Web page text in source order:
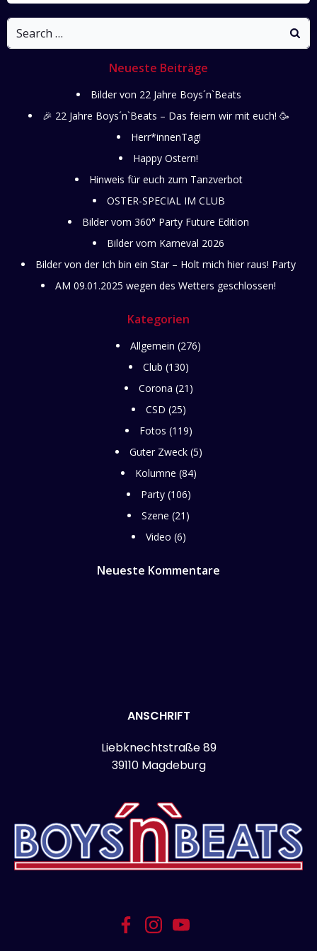
navigation
Search
for:
Neueste Beiträge
Bilder von 22 Jahre Boys´n`Beats
🎉 22 Jahre Boys´n`Beats – Das feiern wir mit euch! 🥳
Herr*innenTag!
Happy Ostern!
Hinweis für euch zum Tanzverbot
OSTER-SPECIAL IM CLUB
Bilder vom 360° Party Future Edition
Bilder vom Karneval 2026
Bilder von der Ich bin ein Star – Holt mich hier raus! Party
AM 09.01.2025 wegen des Wetters geschlossen!
Kategorien
Allgemein (276)
Club (130)
Corona (21)
CSD (25)
Fotos (119)
Guter Zweck(5)
Kolumne (84)
Party(106)
Szene (21)
Video (6)
Neueste Kommentare
ANSCHRIFT
Liebknechtstraße 89
39110 Magdeburg